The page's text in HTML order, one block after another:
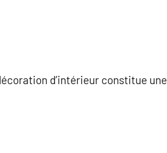
d’intérieur constitue une